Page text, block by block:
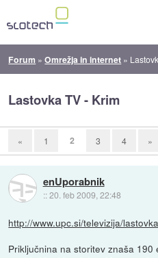
Forum »Omrežja in internet »
Lastovka TV - Krim
« 1 2 3 4 »
enUporabnik
::20. feb 2009, 22:48
http://www.upc.si/televizija/
Priključnina na storitev znaša 190